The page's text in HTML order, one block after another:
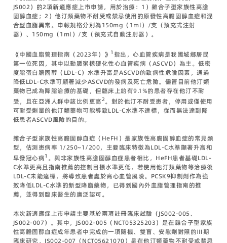
JS002）的2項新適應症上市申請，用於治療：1）雜合子型家族性高膽
固醇血症；2）他汀類藥物不耐受或禁忌使用的原發性高膽固醇血症和混
合型血脂異常。申報規格分別為150mg（1ml）/支（預充式注射
器）、150mg（1ml）/支（預充式自動注射器）。
《中國血脂管理指南（2023年）》 1 指出，心血管疾病是我國城鄉居民
第一位死因，其中以動脈粥樣硬化性心血管疾病（ASCVD）為主。低密
度脂蛋白膽固醇（LDL-C）水準升高是ASCVD的致病性危險因素，通過
降低LDL-C水準可顯著減少ASCVD的發病及死亡危險。儘管目前他汀類
藥物已成為降脂治療的基礎，但臨床上約有9.1%的患者存在他汀不耐
受，且在亞洲人群中該比例更高2。對於他汀不耐受患者，停用或僅使用
可耐受劑量的他汀類藥物可能導致LDL-C水準不達標，從而無法達到降
低患者ASCVD風險的目的。
雜合子型家族性高膽固醇血症（HeFH）是家族性高膽固醇血症的常見類
型，估測患病率 1/250~1/200，主要臨床特徵為LDL-C水準顯著升高和
早發冠心病1 。與非家族性高膽固醇血症患者相比，HeFH患者基礎LDL-
C水準更高且指南推薦的控制目標水準更低，若使用他汀類藥物等治療後
LDL-C未能達標，將導致患者處於高心血管風險。PCSK9抑制劑作為強
效降低LDL-C水準的新型降脂藥物，已得到國內外血脂管理指南的推
薦，並得到臨床醫生的廣泛認可。
本次新適應症上市申請主要基於兩項註冊臨床試驗（JS002-005、
JS002-007）。其中，JS002-005（NCT05325203）是在雜合子型家族
性高膽固醇血症成年患者中完成的一項隨機、雙盲、安慰劑對照的Ⅲ期
臨床研究，JS002-007（NCT05621070）是在他汀類藥物不耐受或禁忌